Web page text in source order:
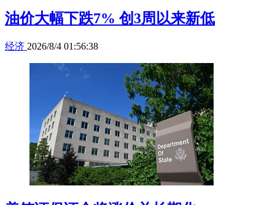
油价大幅下跌7% 创3周以来新低
经济 2026/8/4 01:56:38